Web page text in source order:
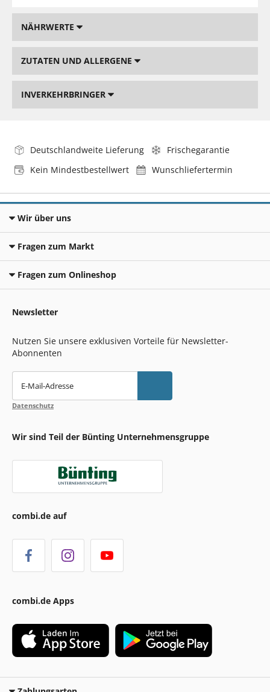
NÄHRWERTE
ZUTATEN UND ALLERGENE
INVERKEHRBRINGER
Deutschlandweite Lieferung
Frischegarantie
Kein Mindestbestellwert
Wunschliefertermin
Wir über uns
Fragen zum Markt
Fragen zum Onlineshop
Newsletter
Nutzen Sie unsere exklusiven Vorteile für Newsletter-
Abonnenten
E-Mail-Adresse
Datenschutz
Wir sind Teil der Bünting Unternehmensgruppe
combi.de auf
combi.de Apps